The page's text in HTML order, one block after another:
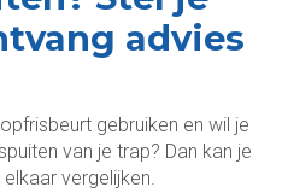
advies
gebruiken en wil je
van je trap? Dan kan je
vergelijken.